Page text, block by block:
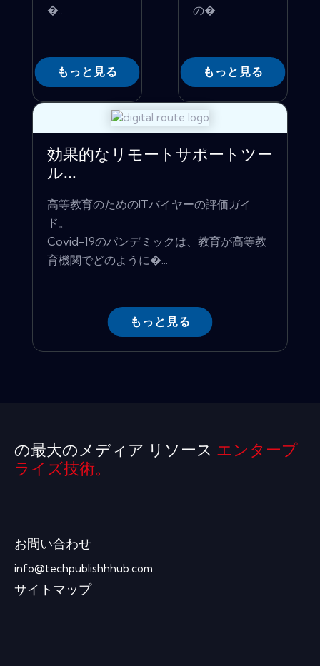
�...
もっと見る
の�...
もっと見る
効果的なリモートサポートツー
ル...
高等教育のためのITバイヤーの評価ガイ
ド。
Covid-19のパンデミックは、教育が高等教
育機関でどのように�...
もっと見る
の最大のメディア リソース エンタープ
ライズ技術。
お問い合わせ
info@techpublishhhub.com
サイトマップ